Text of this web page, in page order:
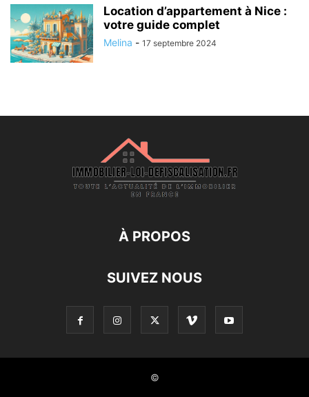
Location d’appartement à Nice :
votre guide complet
Melina - 17 septembre 2024
À PROPOS
SUIVEZ NOUS
©